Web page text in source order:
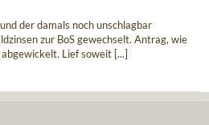
der damals noch unschlagbar
zur BoS gewechselt. Antrag, wie
Lief soweit [...]